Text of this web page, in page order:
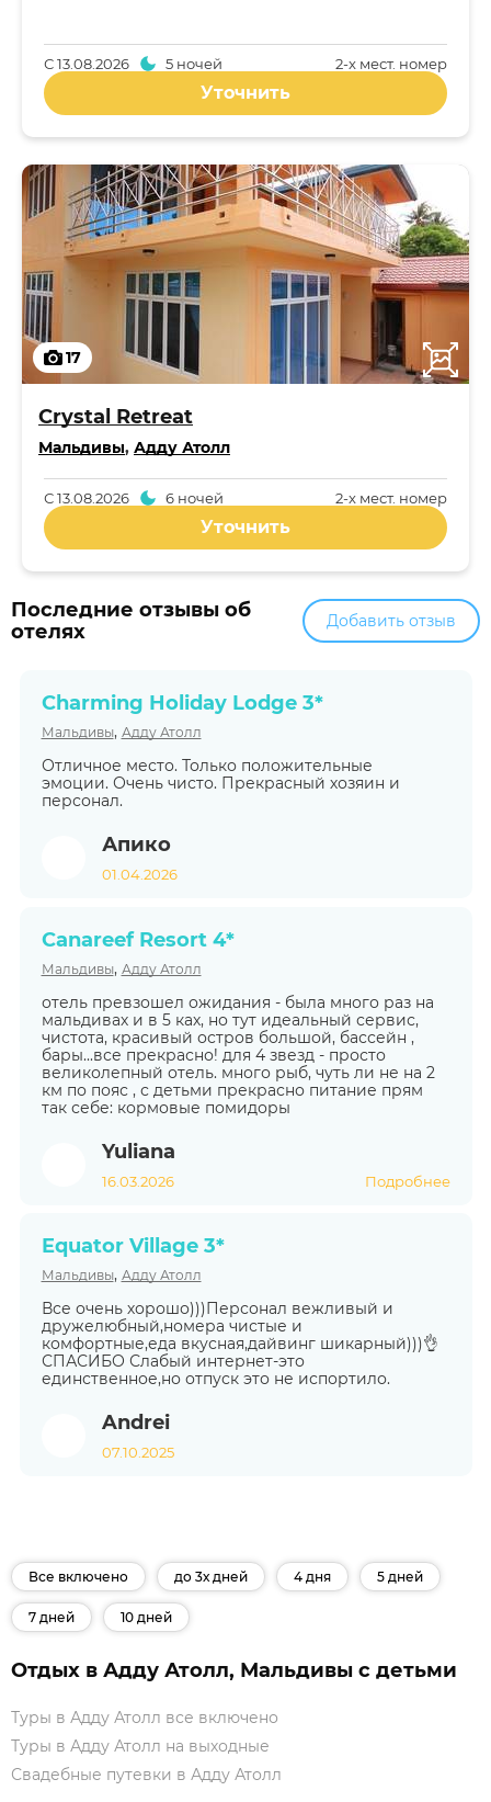
2-x мест. номер
С13.08.2026 5 ночей
Уточнить
17
Crystal Retreat
Мальдивы, Адду Атолл
2-x мест. номер
С13.08.2026 6 ночей
Уточнить
Последние отзывы об
отелях
Добавить отзыв
Charming Holiday Lodge 3*
Мальдивы, Адду Атолл
Отличное место. Только положительные
эмоции. Очень чисто. Прекрасный хозяин и
персонал.
Апико
01.04.2026
Canareef Resort 4*
Мальдивы, Адду Атолл
отель превзошел ожидания - была много раз на
мальдивах и в 5 ках, но тут идеальный сервис,
чистота, красивый остров большой, бассейн ,
бары...все прекрасно! для 4 звезд - просто
великолепный отель. много рыб, чуть ли не на 2
км по пояс , с детьми прекрасно питание прям
так себе: кормовые помидоры
Yuliana
16.03.2026 Подробнее
Equator Village 3*
Мальдивы, Адду Атолл
Все очень хорошо)))Персонал вежливый и
дружелюбный,номера чистые и
комфортные,еда вкусная,дайвинг шикарный)))👌
СПАСИБО Слабый интернет-это
единственное,но отпуск это не испортило.
Andrei
07.10.2025
Все включено до 3х дней 4 дня 5 дней
7 дней 10 дней
Отдых в Адду Атолл, Мальдивы с детьми
Туры в Адду Атолл все включено
Туры в Адду Атолл на выходные
Свадебные путевки в Адду Атолл